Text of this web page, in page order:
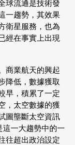
球流通是技術發
一趨勢，其效果
衛星服務，也為
經在事實上出現
商業航天的興起
降低，數據獲取
早，積累了一定
，太空數據的獲
圖壟斷太空資訊
一大趨勢中的一
往超出政治設定